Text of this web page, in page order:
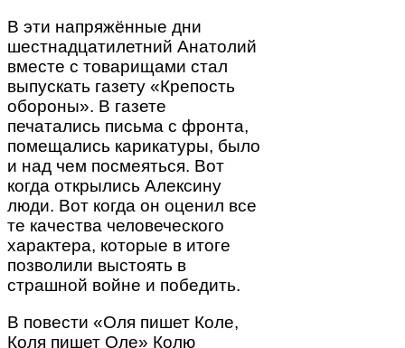
В эти напряжённые дни
шестнадцатилетний Анатолий
вместе с товарищами стал
выпускать газету «Крепость
обороны». В газете
печатались письма с фронта,
помещались карикатуры, было
и над чем посмеяться. Вот
когда открылись Алексину
люди. Вот когда он оценил все
те качества человеческого
характера, которые в итоге
позволили выстоять в
страшной войне и победить.
В повести «Оля пишет Коле,
Коля пишет Оле» Колю